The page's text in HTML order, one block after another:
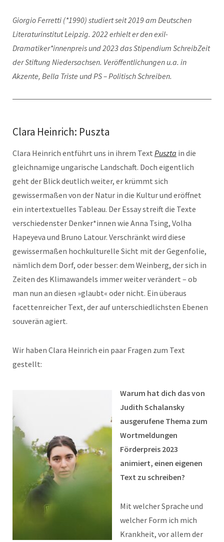
Giorgio Ferretti (*1990) studiert seit 2019 am Deutschen
Literaturinstitut Leipzig. 2022 erhielt er den exil-
Dramatiker*innenpreis und 2023 das Stipendium SchreibZeit
der Stiftung Niedersachsen. Veröffentlichungen u.a. in
Akzente, Bella Triste und PS – Politisch Schreiben.
Clara Heinrich: Puszta
Clara Heinrich entführt uns in ihrem Text Puszta in die
gleichnamige ungarische Landschaft. Doch eigentlich
geht der Blick deutlich weiter, er krümmt sich
gewissermaßen von der Natur in die Kultur und eröffnet
ein intertextuelles Tableau. Der Essay streift die Texte
verschiedenster Denker*innen wie Anna Tsing, Volha
Hapeyeva und Bruno Latour. Verschränkt wird diese
gewissermaßen hochkulturelle Sicht mit der Gegenfolie,
nämlich dem Dorf, oder besser: dem Weinberg, der sich in
Zeiten des Klimawandels immer weiter verändert – ob
man nun an diesen »glaubt« oder nicht. Ein überaus
facettenreicher Text, der auf unterschiedlichsten Ebenen
souverän agiert.
Wir haben Clara Heinrich ein paar Fragen zum Text
gestellt:
Warum hat dich das von
Judith Schalansky
ausgerufene Thema zum
Wortmeldungen
Förderpreis 2023
animiert, einen eigenen
Text zu schreiben?
Mit welcher Sprache und
welcher Form ich mich
Krankheit, vor allem der